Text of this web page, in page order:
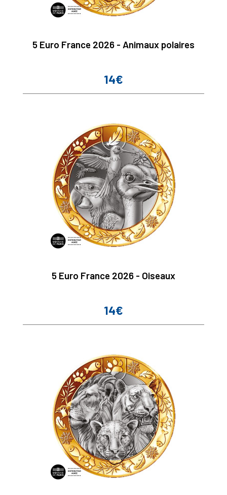
5 Euro France 2026 - Animaux polaires
Prix
14€
5 Euro France 2026 - Oiseaux
Prix
14€